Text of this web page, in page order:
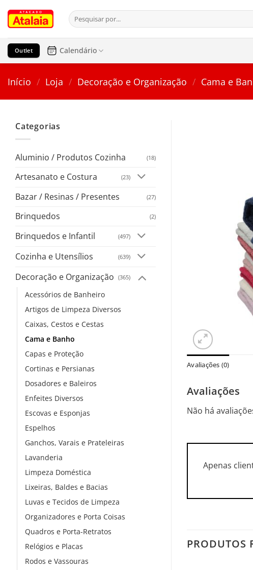
para
conteúdo
Pesquisar
por:
Outlet Calendário
Início / Loja / Decoração e Organização / Cama e
Categorias
Aluminio / Produtos Cozinha (18)
Artesanato e Costura (23)
Bazar / Resinas / Presentes (27)
Brinquedos (2)
Brinquedos e Infantil (497)
Cozinha e Utensílios (639)
Decoração e Organização (365)
Acessórios de Banheiro
Artigos de Limpeza Diversos
Caixas, Cestos e Cestas
Cama e Banho
Capas e Proteção
Cortinas e Persianas
Dosadores e Baleiros
Enfeites Diversos
Escovas e Esponjas
Espelhos
Ganchos, Varais e Prateleiras
Lavanderia
Limpeza Doméstica
Lixeiras, Baldes e Bacias
Luvas e Tecidos de Limpeza
Organizadores e Porta Coisas
Quadros e Porta-Retratos
Relógios e Placas
Rodos e Vassouras
Avaliações (0)
Avaliações
Não há
Apenas
PRODUTOS